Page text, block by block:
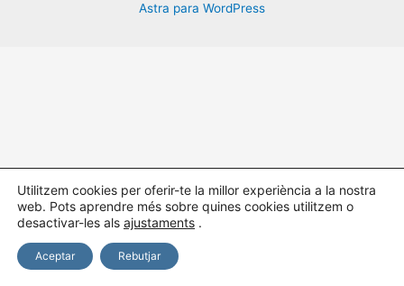
Astra para WordPress
Utilitzem cookies per oferir-te la millor experiència a la nostra
web. Pots aprendre més sobre quines cookies utilitzem o
desactivar-les als ajustaments .
Aceptar Rebutjar